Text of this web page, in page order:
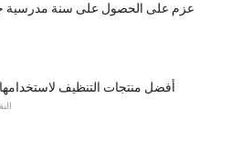
عزم على الحصول على سنة مدرسية
أفضل منتجات التنظيف لاستخدامها